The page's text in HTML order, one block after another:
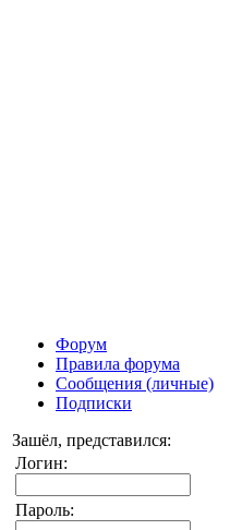
Форум
Правила форума
Сообщения (личные)
Подписки
Зашёл, представился:
Логин:
Пароль: